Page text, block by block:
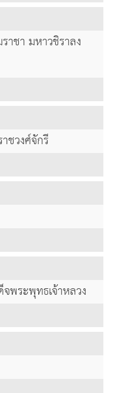
าชา มหาวชิราลง
ชวงศ์จักรี
พระพุทธเจ้าหลวง